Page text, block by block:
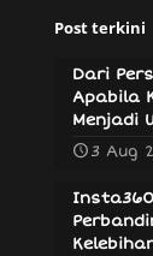
Post terkini
Dari
Apabila
Menjadi
3 Aug
Insta360